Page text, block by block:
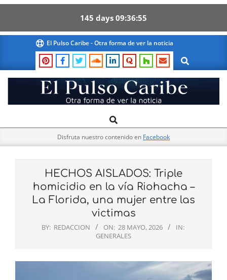
145 days 09 36 54
content
El Pulso Caribe - Otra forma de ver la noticia
Search
El
Pulso
Navigation
Search
Disfruta nuestro contenido en Facebook
HECHOS AISLADOS: Triple
homicidio en la vía Riohacha –
La Florida, una mujer entre las
victimas
BY: REDACCION ON: 28 MAYO, 2026
IN:
GENERALES